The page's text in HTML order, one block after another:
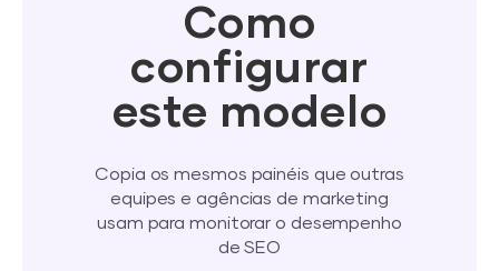
Como
configurar
este modelo
Copia os mesmos painéis que outras
equipes e agências de marketing
usam para monitorar o desempenho
de SEO